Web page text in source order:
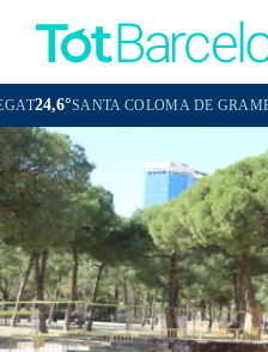
COLOMA DE GRAMENET24,1°